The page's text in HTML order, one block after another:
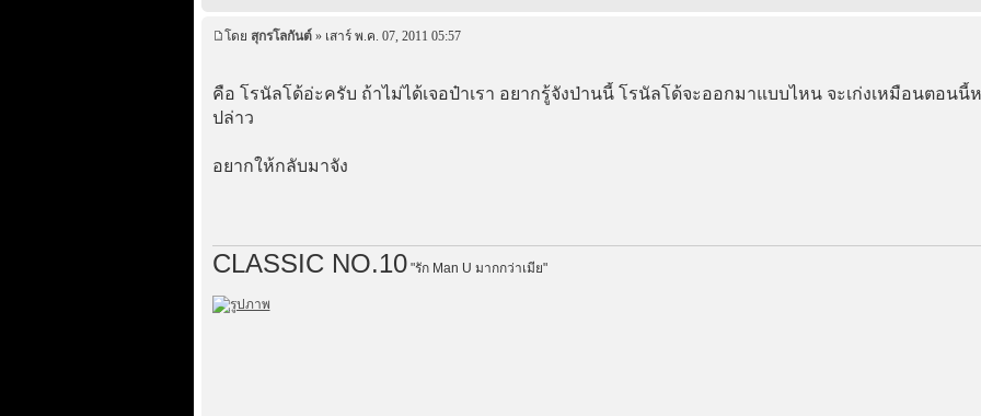
โดย สุกรโลกันต์» เสาร์ พ.ค. 07, 2011 05:57
คือ โรนัลโด้อ่ะครับ ถ้าไม่ได้เจอป๋าเรา อยากรู้จังป่านนี้ โรนัลโด้จะออกมาแบบไหน จะเก่งเหมือนตอนนี้
ปล่าว
อยากให้กลับมาจัง
CLASSIC NO.10"รัก Man U มากกว่าเมีย"